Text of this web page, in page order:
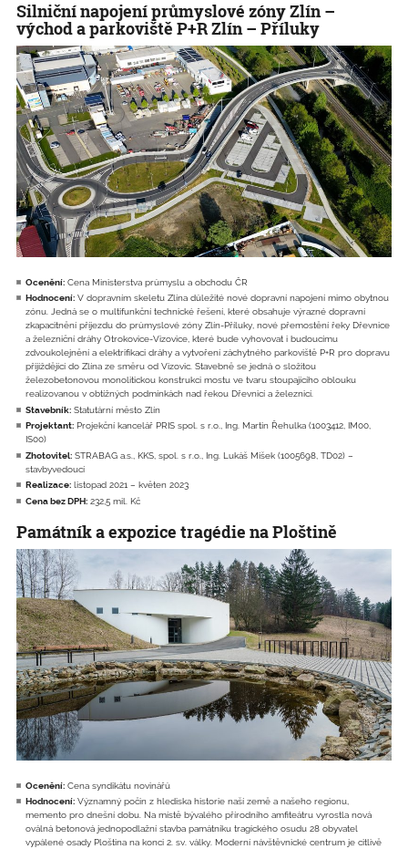
Silniční napojení průmyslové zóny Zlín –
východ a parkoviště P+R Zlín – Příluky
Ocenění: Cena Ministerstva průmyslu a obchodu ČR
Hodnocení: V dopravním skeletu Zlína důležité nové dopravní napojení mimo obytnou
zónu. Jedná se o multifunkční technické řešení, které obsahuje výrazné dopravní
zkapacitnění příjezdu do průmyslové zóny Zlín-Příluky, nové přemostění řeky Dřevnice
a železniční dráhy Otrokovice-Vizovice, které bude vyhovovat i budoucímu
zdvoukolejnění a elektrifikaci dráhy a vytvoření záchytného parkoviště P+R pro dopravu
přijíždějící do Zlína ze směru od Vizovic. Stavebně se jedná o složitou
železobetonovou monolitickou konstrukci mostu ve tvaru stoupajícího oblouku
realizovanou v obtížných podmínkách nad řekou Dřevnicí a železnicí.
Stavebník: Statutární město Zlín
Projektant: Projekční kancelář PRIS spol. s r.o., Ing. Martin Řehulka (1003412, IM00,
IS00)
Zhotovitel: STRABAG a.s., KKS, spol. s r.o., Ing. Lukáš Míšek (1005698, TD02) –
stavbyvedoucí
Realizace: listopad 2021 – květen 2023
Cena bez DPH: 232,5 mil. Kč
Památník a expozice tragédie na Ploštině
Ocenění: Cena syndikátu novinářů
Hodnocení: Významný počin z hlediska historie naší země a našeho regionu,
memento pro dnešní dobu. Na místě bývalého přírodního amfiteátru vyrostla nová
oválná betonová jednopodlažní stavba památníku tragického osudu 28 obyvatel
vypálené osady Ploština na konci 2. sv. války. Moderní návštěvnické centrum je citlivě